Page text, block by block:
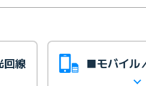
回線 ■モバイル